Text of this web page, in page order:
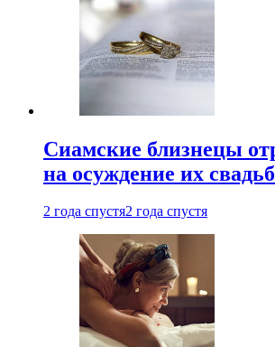
Cиамские близнецы
на осуждение их
2 года спустя2 года спустя